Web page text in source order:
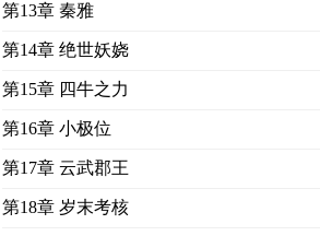
第13章 秦雅
第14章 绝世妖娆
第15章 四牛之力
第16章 小极位
第17章 云武郡王
第18章 岁末考核